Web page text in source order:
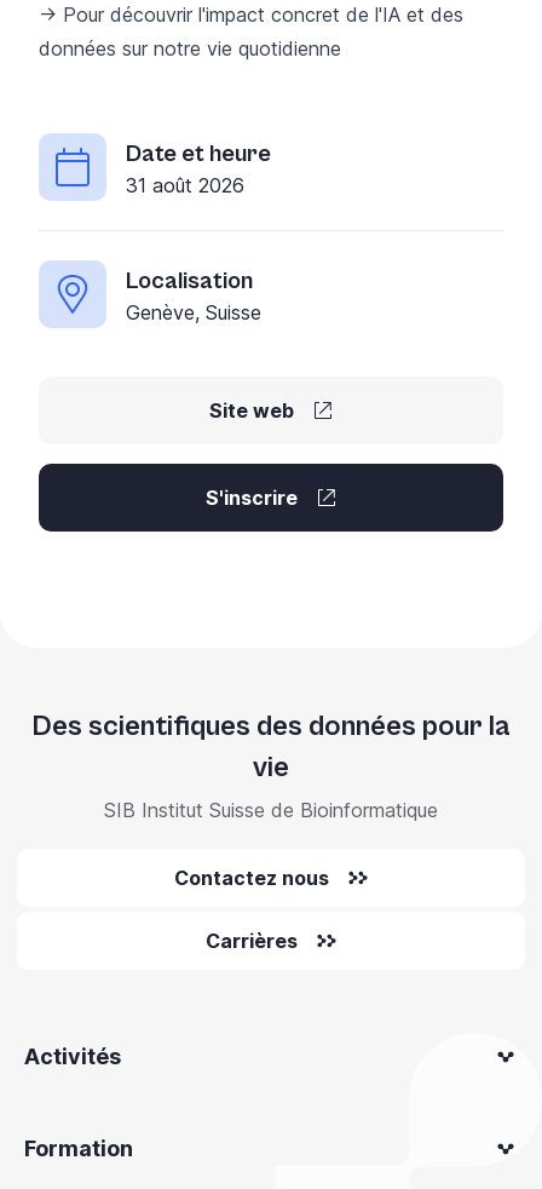
→ Pour découvrir l'impact concret de l'IA et des
données sur notre vie quotidienne
Date et heure
31 août 2026
Localisation
Genève, Suisse
Site web
S'inscrire
Des scientifiques des données pour la
vie
SIB Institut Suisse de Bioinformatique
Contactez nous
Carrières
Activités
Formation